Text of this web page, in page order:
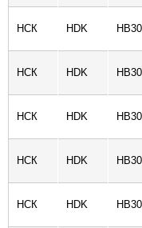
НСК HDK
НСК HDK
НСК HDK
НСК HDK
НСК HDK